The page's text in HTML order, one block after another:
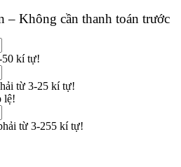
– Không cần thanh toán trước
50 kí tự!
từ 3-25 kí tự!
lệ!
từ 3-255 kí tự!